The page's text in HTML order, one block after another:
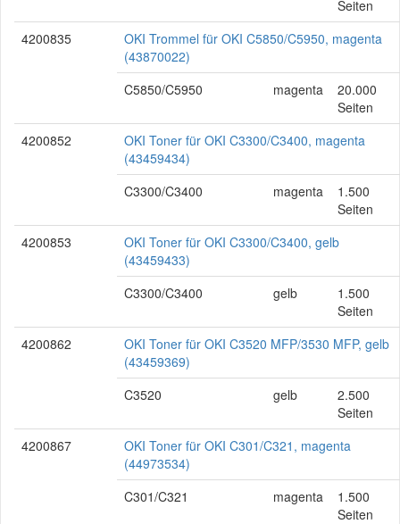
Seiten
4200835
OKI Trommel für OKI C5850/C5950, magenta
(43870022)
C5850/C5950
magenta
20.000
Seiten
4200852
OKI Toner für OKI C3300/C3400, magenta
(43459434)
C3300/C3400
magenta
1.500
Seiten
4200853
OKI Toner für OKI C3300/C3400, gelb
(43459433)
C3300/C3400
gelb
1.500
Seiten
4200862
OKI Toner für OKI C3520 MFP/3530 MFP, gelb
(43459369)
C3520
gelb
2.500
Seiten
4200867
OKI Toner für OKI C301/C321, magenta
(44973534)
C301/C321
magenta
1.500
Seiten